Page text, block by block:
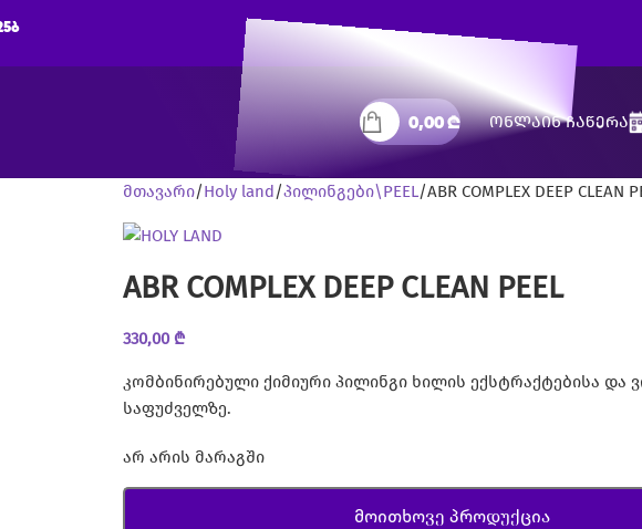
0,00₾ ონლაინ ჩაწერა
მთავარი Holy land პილინგები\PEEL ABR COMPLEX DEEP CLEAN
ABR COMPLEX DEEP CLEAN PEEL
330,00₾
კომბინირებული ქიმიური პილინგი ხილის ექსტრაქტებისა და
საფუძველზე.
არ არის მარაგში
მოითხოვე პროდუქცია